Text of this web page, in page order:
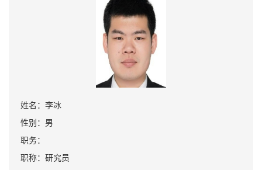
姓名：李冰
性别：男
职务：
职称：研究员